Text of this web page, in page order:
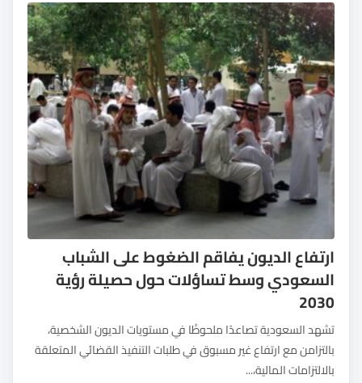
ارتفاع الديون يفاقم الضغوط على الشباب
السعودي وسط تساؤلات حول حصيلة رؤية
2030
تشهد السعودية تصاعدًا ملحوظًا في مستويات الديون الشخصية،
بالتزامن مع ارتفاع غير مسبوق في طلبات التنفيذ القضائي المتعلقة
بالالتزامات المالية،...